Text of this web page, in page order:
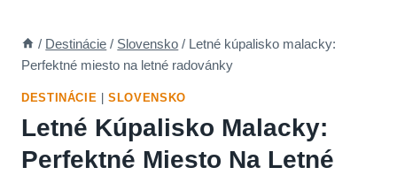
/ Destinácie / Slovensko / Letné kúpalisko malacky:
Perfektné miesto na letné radovánky
DESTINÁCIE |SLOVENSKO
Letné Kúpalisko Malacky:
Perfektné Miesto Na Letné